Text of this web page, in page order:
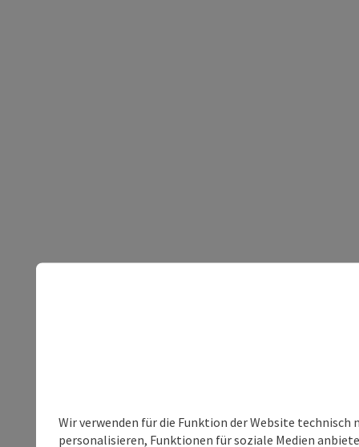
Wir verwenden für die Funktion der Website
personalisieren, Funktionen für soziale Medien